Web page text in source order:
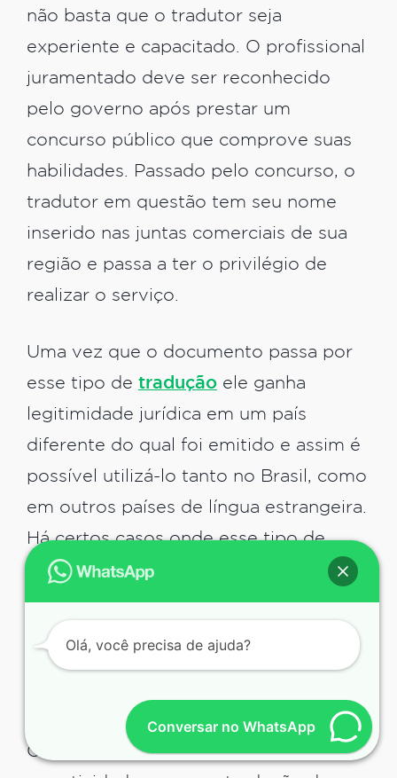
não basta que o tradutor seja
experiente e capacitado. O profissional
juramentado deve ser reconhecido
pelo governo após prestar um
concurso público que comprove suas
habilidades. Passado pelo concurso, o
tradutor em questão tem seu nome
inserido nas juntas comerciais de sua
região e passa a ter o privilégio de
realizar o serviço.
Uma vez que o documento passa por
esse tipo de tradução ele ganha
legitimidade jurídica em um país
diferente do qual foi emitido e assim é
possível utilizá-lo tanto no Brasil, como
em outros países de língua estrangeira.
Há certos casos onde esse tipo de
tradução é facilitada, e já mencionamos
o caso do Mercosul, por exemplo, que
aceita diversos documentos em língua
portuguesa emitidos pelo Brasil sem
Outra situação onde há mais facilidade
Conversar no WhatsApp
Olá, você precisa de ajuda?